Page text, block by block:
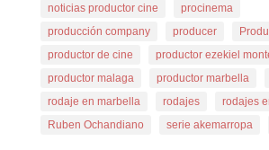
noticias productor cine
procinema
producción company
producer
productor de cine
productor ezekiel
productor malaga
productor marbella
rodaje en marbella
rodajes
rodajes
Ruben Ochandiano
serie akemarropa